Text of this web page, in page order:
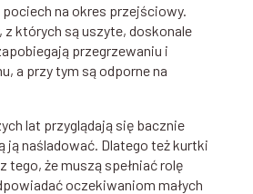
na okres przejściowy.
z których są uszyte, doskonale
przegrzewaniu i
a przy tym są odporne na
lat przyglądają się bacznie
ją naśladować. Dlatego też kurtki
tego, że muszą spełniać rolę
oczekiwaniom małych